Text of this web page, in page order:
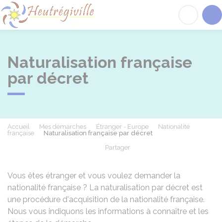
Naturalisation française
par décret
Accueil Mes démarches Étranger - Europe
Nationalité
française
Naturalisation française par décret
Partager
Vous êtes étranger et vous voulez demander la
nationalité française ? La naturalisation par décret est
une procédure d'acquisition de la nationalité française.
Nous vous indiquons les informations à connaître et les